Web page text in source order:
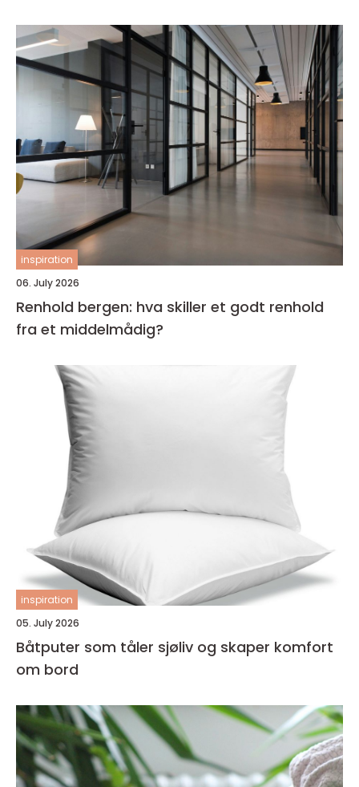
inspiration
06. July 2026
Renhold bergen: hva skiller et godt renhold
fra et middelmådig?
inspiration
05. July 2026
Båtputer som tåler sjøliv og skaper komfort
om bord